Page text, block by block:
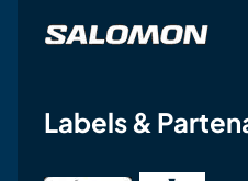
Labels &